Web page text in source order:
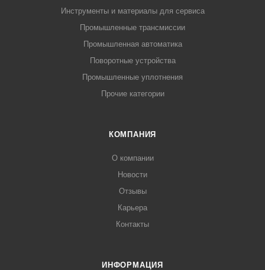
Инструменты и материалы для сервиса
Промышленные трансмиссии
Промышленная автоматика
Поворотные устройства
Промышленные уплотнения
Прочие категории
КОМПАНИЯ
О компании
Новости
Отзывы
Карьера
Контакты
ИНФОРМАЦИЯ